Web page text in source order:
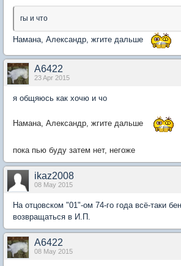
гы и что
Намана, Александр, жгите дальше
А6422
23 Apr 2015
я общяюсь как хочю и чо
Намана, Александр, жгите дальше
пока пью буду затем нет, негоже
ikaz2008
08 May 2015
На отцовском "01"-ом 74-го года всё-таки
возвращаться в И.П.
А6422
08 May 2015